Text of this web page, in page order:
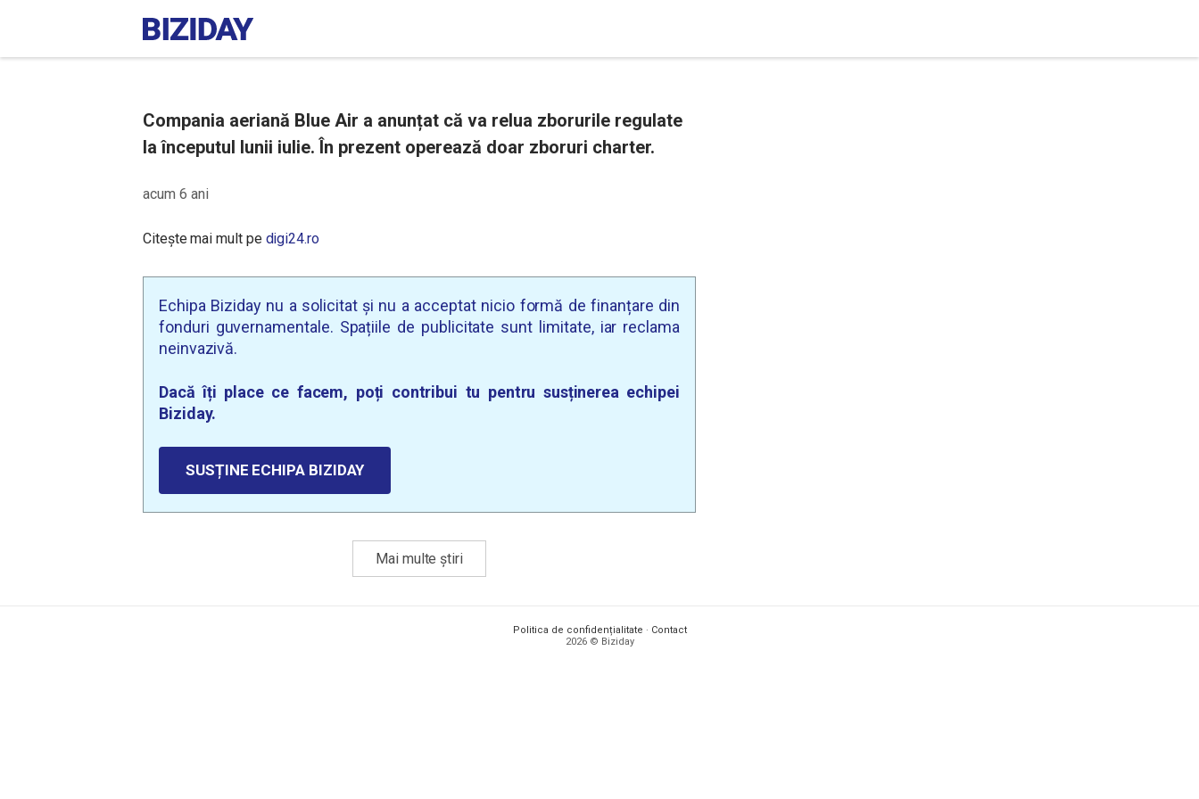
Compania aeriană Blue Air a anunțat că va relua zborurile regulate
la începutul lunii iulie. În prezent operează doar zboruri charter.
acum 6 ani
Citește mai mult pe digi24.ro
Echipa Biziday nu a solicitat și nu a acceptat nicio formă de finanțare din
fonduri guvernamentale. Spațiile de publicitate sunt limitate, iar reclama
neinvazivă.
Dacă îți place ce facem, poți contribui tu pentru susținerea echipei
Biziday.
SUSȚINE ECHIPA BIZIDAY
Mai multe știri
Politica de confidențialitate · Contact
2026 © Biziday